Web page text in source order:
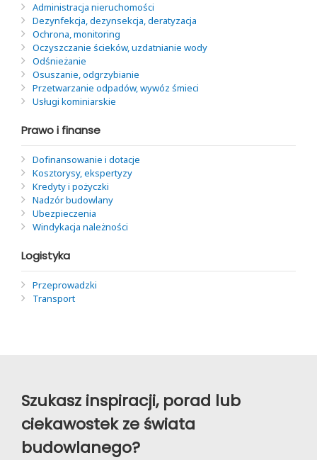
Administracja nieruchomości
Dezynfekcja, dezynsekcja, deratyzacja
Ochrona, monitoring
Oczyszczanie ścieków, uzdatnianie wody
Odśnieżanie
Osuszanie, odgrzybianie
Przetwarzanie odpadów, wywóz śmieci
Usługi kominiarskie
Prawo i finanse
Dofinansowanie i dotacje
Kosztorysy, ekspertyzy
Kredyty i pożyczki
Nadzór budowlany
Ubezpieczenia
Windykacja należności
Logistyka
Przeprowadzki
Transport
Szukasz inspiracji, porad lub
ciekawostek ze świata
budowlanego?